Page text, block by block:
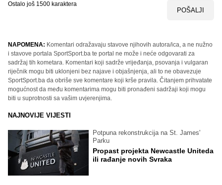
Ostalo još 1500 karaktera
POŠALJI
NAPOMENA: Komentari odražavaju stavove njihovih autora/ica, a ne nužno
i stavove portala SportSport.ba te portal ne može i neće odgovarati za
sadržaj tih kometara. Komentari koji sadrže vrijeđanja, psovanja i vulgaran
riječnik mogu biti uklonjeni bez najave i objašnjenja, ali to ne obavezuje
SportSport.ba da obriše sve komentare koji krše pravila. Čitanjem prihvatate
mogućnost da među komentarima mogu biti pronađeni sadržaji koji mogu
biti u suprotnosti sa vašim uvjerenjima.
NAJNOVIJE VIJESTI
Potpuna rekonstrukcija na St. James'
Parku
Propast projekta Newcastle Uniteda
ili rađanje novih Svraka